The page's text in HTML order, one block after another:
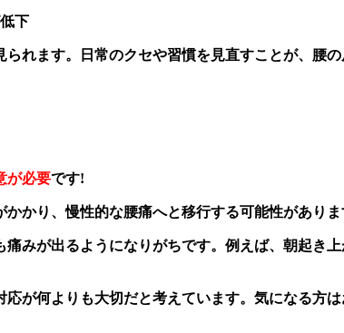
下
れます。日常のクセや習慣を見直すことが、腰の
が必要です!
かり、慢性的な腰痛へと移行する可能性がありま
みが出るようになりがちです。例えば、朝起き
が何よりも大切だと考えています。気になる方は